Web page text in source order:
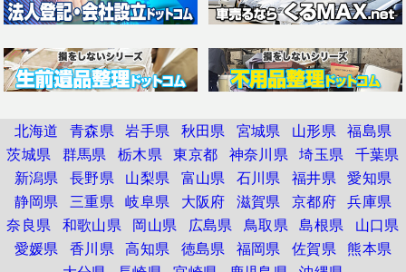
北海道 青森県 岩手県 秋田県 宮城県 山形県 福島県
茨城県 群馬県 栃木県 東京都 神奈川県 埼玉県 千葉県
新潟県 長野県 山梨県 富山県 石川県 福井県 愛知県
静岡県 三重県 岐阜県 大阪府 滋賀県 京都府 兵庫県
奈良県 和歌山県 岡山県 広島県 鳥取県 島根県
山口県
愛媛県 香川県 高知県 徳島県 福岡県 佐賀県 熊本県